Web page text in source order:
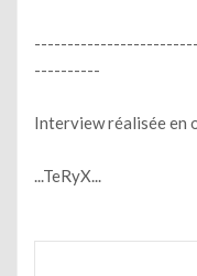
----------
Interview réalisée en
...TeRyX...